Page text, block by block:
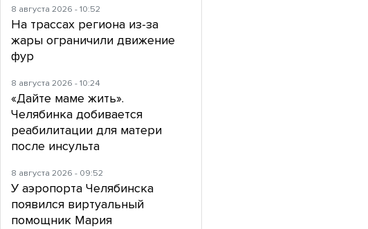
8 августа 2026 - 10:52
На трассах региона из-за
жары ограничили движение
фур
8 августа 2026 - 10:24
«Дайте маме жить».
Челябинка добивается
реабилитации для матери
после инсульта
8 августа 2026 - 09:52
У аэропорта Челябинска
появился виртуальный
помощник Мария